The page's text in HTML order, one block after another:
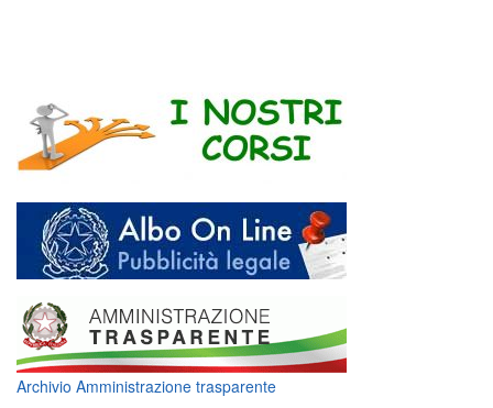
Archivio Amministrazione trasparente